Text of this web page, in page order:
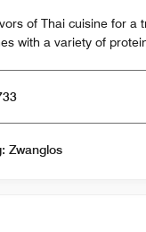
of Thai cuisine for a
with a variety of
Zwanglos